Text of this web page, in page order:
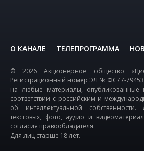
О КАНАЛЕ ТЕЛЕПРОГРАММА
© 2026 Акционерное общество
Регистрационный номер ЭЛ № ФС77-79453
на любые материалы,
соответствии с российским и
об интеллектуальной
текстовых, фото, аудио и
согласия правообладателя.
Для лиц старше 18 лет.